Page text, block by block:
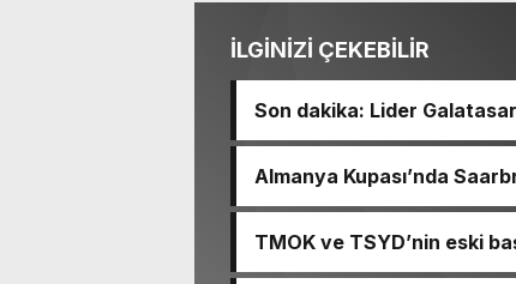
İLGİNİZİ ÇEKEBİLİR
Son dakika: Lider
ilk gol geldi
Almanya Kupası’nda
TMOK ve TSYD’nin eski